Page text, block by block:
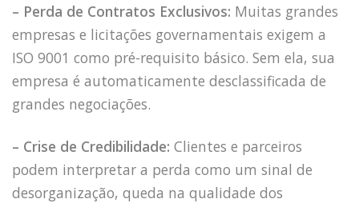
– Perda de Contratos Exclusivos: Muitas grandes
empresas e licitações governamentais exigem a
ISO 9001 como pré-requisito básico. Sem ela, sua
empresa é automaticamente desclassificada de
grandes negociações.
– Crise de Credibilidade: Clientes e parceiros
podem interpretar a perda como um sinal de
desorganização, queda na qualidade dos